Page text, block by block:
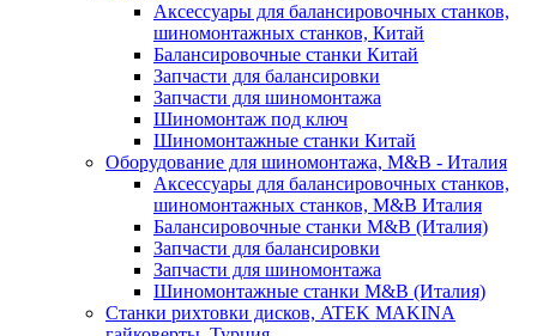
Аксессуары для балансировочных станков,
шиномонтажных станков, Китай
Балансировочные станки Китай
Запчасти для балансировки
Запчасти для шиномонтажа
Шиномонтаж под ключ
Шиномонтажные станки Китай
Оборудование для шиномонтажа, M&B - Италия
Аксессуары для балансировочных станков,
шиномонтажных станков, M&B Италия
Балансировочные станки M&B (Италия)
Запчасти для балансировки
Запчасти для шиномонтажа
Шиномонтажные станки M&B (Италия)
Станки рихтовки дисков, ATEK MAKINA